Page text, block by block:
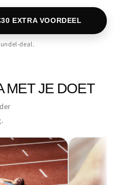
EXTRA VOORDEEL
deal.
MET JE DOET